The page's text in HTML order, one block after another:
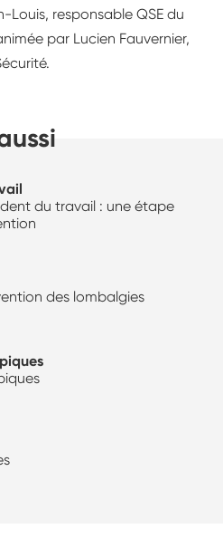
Louis, responsable QSE du
par Lucien Fauvernier,
du travail : une étape
des lombalgies